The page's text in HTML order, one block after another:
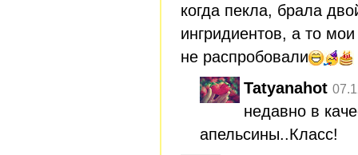
когда пекла, брала
ингридиентов, а то
не распробовали
Tatyanahot
недавно в
апельсины..Класс!